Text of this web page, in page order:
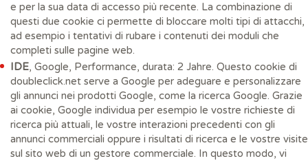
e per la sua data di accesso più recente. La combinazione di
questi due cookie ci permette di bloccare molti tipi di attacchi,
ad esempio i tentativi di rubare i contenuti dei moduli che
completi sulle pagine web.
IDE, Google, Performance, durata: 2 Jahre. Questo cookie di
doubleclick.net serve a Google per adeguare e personalizzare
gli annunci nei prodotti Google, come la ricerca Google. Grazie
ai cookie, Google individua per esempio le vostre richieste di
ricerca più attuali, le vostre interazioni precedenti con gli
annunci commerciali oppure i risultati di ricerca e le vostre visite
sul sito web di un gestore commerciale. In questo modo, vi